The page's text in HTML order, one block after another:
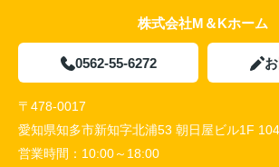
株式会社M＆Kホーム
0562-55-6272
〒478-0017
愛知県知多市新知字北浦53 朝日屋ビル1F 104
営業時間： 10:00～18:00